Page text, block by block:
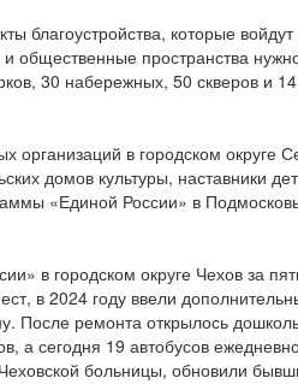
благоустройства, которые
пространства
30 набережных, 50 скверов и
организаций в городском округе
домов культуры, наставники
«Единой России» в
в городском округе Чехов за
в 2024 году ввели
После ремонта открылось
а сегодня 19 автобусов
больницы, обновили